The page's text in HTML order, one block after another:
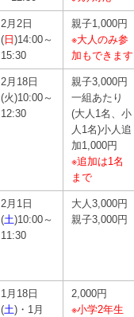
2月2日
( 日 )14:00～
15:30
親子1,000円
※大人のみ参
加もできます
2月18日
(火)10:00～
12:30
親子3,000円
一組あたり
(大人1名、小
人1名)小人追
加1,000円
※追加は1名
まで
2月1日
(土)10:00～
11:30
大人3,000円
親子3,000円
1月18日
(土)・1月
2,000円
※小学2年生